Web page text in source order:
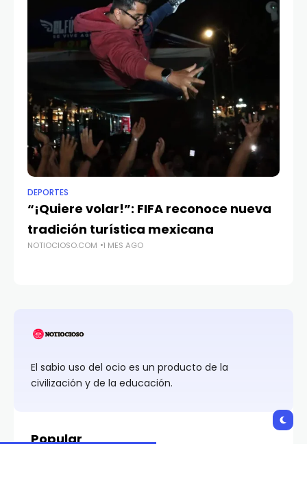
DEPORTES
“¡Quiere volar!”: FIFA reconoce nueva
tradición turística mexicana
NOTIOCIOSO.COM 1 MES AGO
El sabio uso del ocio es un producto de la
civilización y de la educación.
Popular